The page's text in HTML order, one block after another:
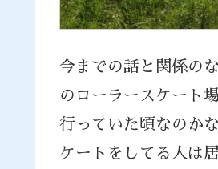
今までの話と関係の
のローラースケート
行っていた頃なのか
ケートをしてる人は